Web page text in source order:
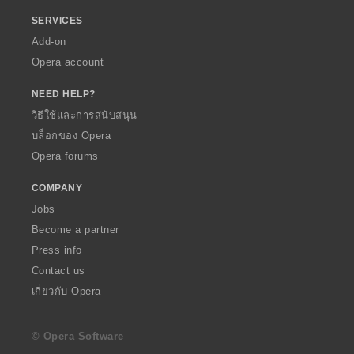
SERVICES
Add-on
Opera account
NEED HELP?
วิธีใช้และการสนับสนุน
บล็อกของ Opera
Opera forums
COMPANY
Jobs
Become a partner
Press info
Contact us
เกี่ยวกับ Opera
© Opera Software